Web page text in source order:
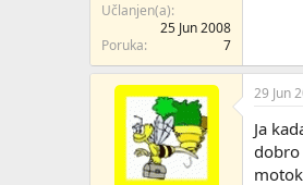
Učlanjen(a)
25 Jun 2008
Poruka
7
29 Jun
Ja
dobro